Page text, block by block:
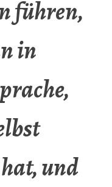
führen,
in
und